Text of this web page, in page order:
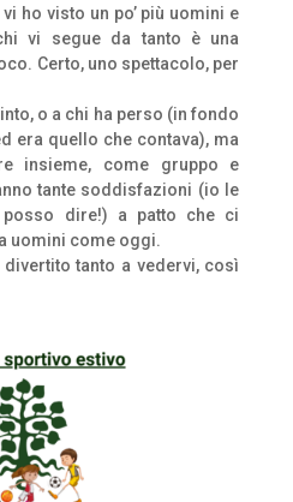
ho visto un po’ più uomini e
vi segue da tanto è una
Certo, uno spettacolo, per
o a chi ha perso (in fondo
era quello che contava), ma
insieme, come gruppo e
tante soddisfazioni (io le
dire!) a patto che ci
uomini come oggi.
tanto a vedervi, così